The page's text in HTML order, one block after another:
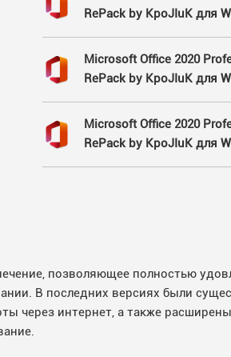
RePack by KpoJIuK для
Microsoft Office 2020
RePack by KpoJIuK для
Microsoft Office 2020
RePack by KpoJIuK для
позволяющее полностью
В последних версиях были
через интернет, а также